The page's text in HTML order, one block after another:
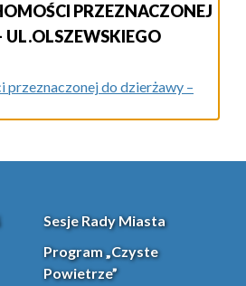
PRZEZNACZONEJ
UL.OLSZEWSKIEGO
przeznaczonej do dzierżawy –
Sesje Rady Miasta
Program „Czyste
Powietrze”